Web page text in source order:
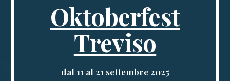
Oktoberfest
Treviso
dal 11 al 21 settembre 2025